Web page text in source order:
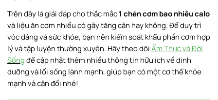
Trên đây là giải đáp cho thắc mắc1 chén cơm bao nhiêu calo
và liệu ăn cơm nhiều có gây tăng cân hay không. Để duy trì
vóc dáng và sức khỏe, bạn nên kiểm soát khẩu phần cơm hợp
lý và tập luyện thường xuyên. Hãy theo dõiẨm Thực và Đời
Sốngđể cập nhật thêm nhiều thông tin hữu ích về dinh
dưỡng và lối sống lành mạnh, giúp bạn có một cơ thể khỏe
mạnh và cân đối nhé!